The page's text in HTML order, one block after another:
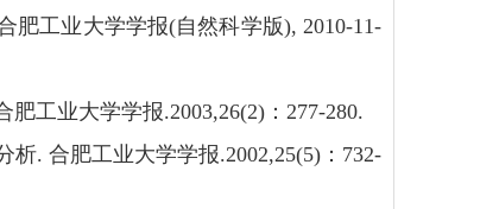
肥工业大学学报(自然科学版), 2010-11-
工业大学学报.2003,26(2)：277-280.
. 合肥工业大学学报.2002,25(5)：732-